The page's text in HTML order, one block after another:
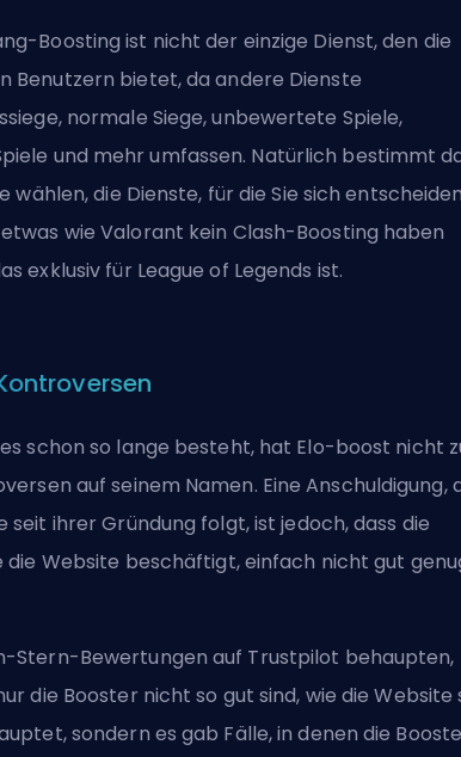
Boosting ist nicht der einzige Dienst, den die
Benutzern bietet, da andere Dienste
normale Siege, unbewertete Spiele,
und mehr umfassen. Natürlich bestimmt
wählen, die Dienste, für die Sie sich
wie Valorant kein Clash-Boosting haben
exklusiv für League of Legends ist.
schon so lange besteht, hat Elo-boost nicht
auf seinem Namen. Eine Anschuldigung,
seit ihrer Gründung folgt, ist jedoch, dass die
die Website beschäftigt, einfach nicht gut
Stern-Bewertungen auf Trustpilot behaupten,
die Booster nicht so gut sind, wie die Website
sondern es gab Fälle, in denen die